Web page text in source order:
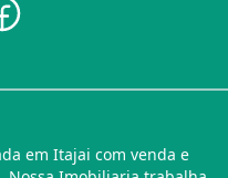
em Itajai com venda e